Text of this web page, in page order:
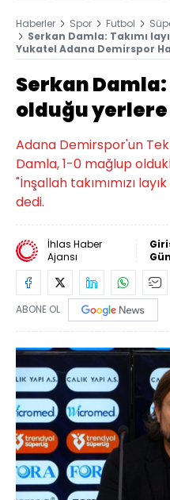
Haberler Spor Futbol
Serkan Damla: Takımı
Yukatel Adana Demirspor
Serkan Damla:
olduğu yerlere
Adana Demirspor'un
Damla, 1-0 mağlup
"İnşallah takımımızı
dedi.
İhlas Haber
Ajansı
ABONE OL